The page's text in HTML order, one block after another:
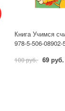
Книга Учимся
978-5-506-08902-
100 руб. 69 руб.